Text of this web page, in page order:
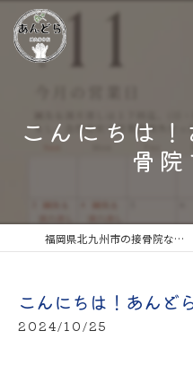
こんにちは
骨
福岡県北九州市の接骨院ならあんどら鍼灸接骨院
こんにちは！あんど
2024/10/25